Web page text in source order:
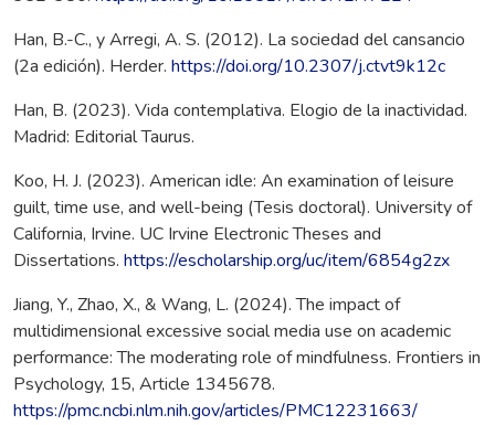
Han, B.-C., y Arregi, A. S. (2012). La sociedad del cansancio
(2a edición). Herder. https://doi.org/10.2307/j.ctvt9k12c
Han, B. (2023). Vida contemplativa. Elogio de la inactividad.
Madrid: Editorial Taurus.
Koo, H. J. (2023). American idle: An examination of leisure
guilt, time use, and well-being (Tesis doctoral). University of
California, Irvine. UC Irvine Electronic Theses and
Dissertations. https://escholarship.org/uc/item/6854g2zx
Jiang, Y., Zhao, X., & Wang, L. (2024). The impact of
multidimensional excessive social media use on academic
performance: The moderating role of mindfulness. Frontiers in
Psychology, 15, Article 1345678.
https://pmc.ncbi.nlm.nih.gov/articles/PMC12231663/